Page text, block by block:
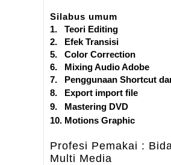
Silabus umum
1. Teori Editing
2. Efek Transisi
5. Color Correction
6. Mixing Audio Adobe
7. Penggunaan Shortcut
8. Export import file
9. Mastering DVD
10. Motions Graphic
Profesi Pemakai :
Multi Media